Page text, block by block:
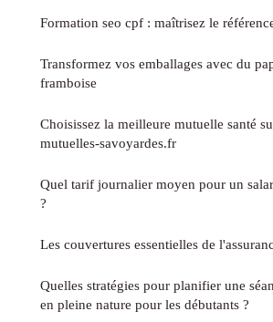
Formation seo cpf : maîtrisez le
Transformez vos emballages avec du
framboise
Choisissez la meilleure mutuelle santé
mutuelles-savoyardes.fr
Quel tarif journalier moyen pour un
?
Les couvertures essentielles de
Quelles stratégies pour planifier une
en pleine nature pour les débutants ?